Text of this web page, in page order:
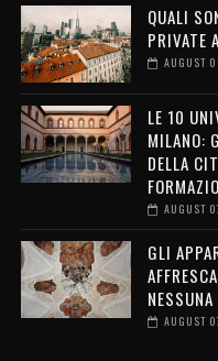
QUALI
PRIVATE
AUGUST
LE 10
MILANO:
DELLA
AUGUST
GLI
AUGUST